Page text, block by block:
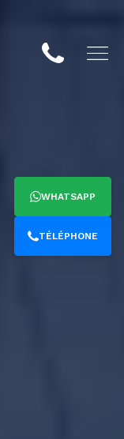
WHATSAPP
TÉLÉPHONE